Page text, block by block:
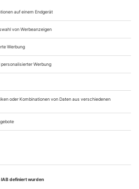
Opernstudios, darunter auch dem
Belling wurde als Spezialistin für Ur-
also für primär modernes
Musik. Sosang sie beispielsweise die
eine orchestral und chorisch glänzende
als «theatre of the mind», wie
Produzenten Walter Legge und John
Zitat stammt) verwirklichten,
Vergangenheit an, weil sie nicht
Dass Warner sich jetzt den Luxus
«Turandot» im Februar 2022 an